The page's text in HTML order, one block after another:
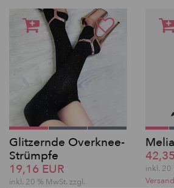
Glitzernde Overknee-
Strümpfe
19,16 EUR
inkl. 20 % MwSt. zzgl.
inkl. 20